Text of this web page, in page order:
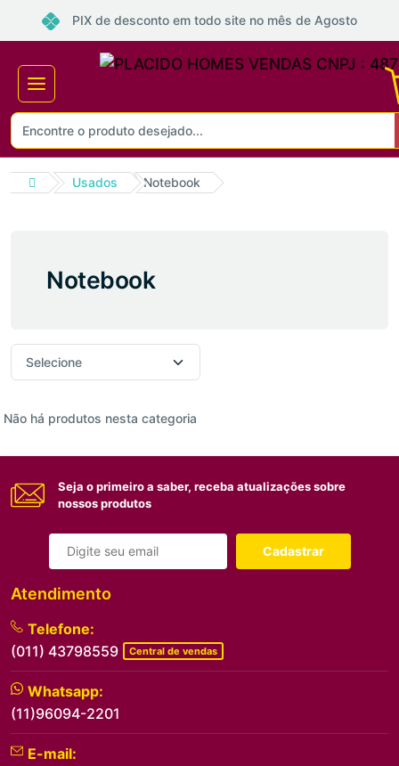
PIX de desconto em todo site no mês de Agosto
Usados Notebook
Notebook
Não há produtos nesta categoria
Seja o primeiro a saber, receba atualizações sobre
nossos produtos
Cadastrar
Atendimento
Telefone:
(011) 43798559
Central de vendas
Whatsapp:
(11)96094-2201
E-mail: